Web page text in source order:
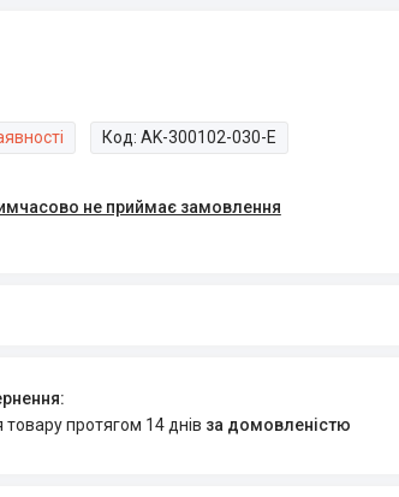
Код: AK-300102-030-E
не приймає замовлення
товару протягом 14 днів за домовленістю